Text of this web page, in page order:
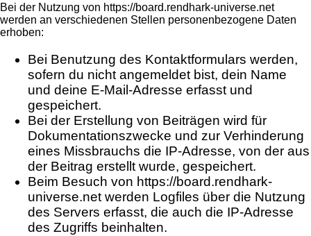
Bei der Nutzung von https://board.rendhark-universe.net
werden an verschiedenen Stellen personenbezogene Daten
erhoben:
Bei Benutzung des Kontaktformulars werden,
sofern du nicht angemeldet bist, dein Name
und deine E-Mail-Adresse erfasst und
gespeichert.
Bei der Erstellung von Beiträgen wird für
Dokumentationszwecke und zur Verhinderung
eines Missbrauchs die IP-Adresse, von der aus
der Beitrag erstellt wurde, gespeichert.
Beim Besuch von https://board.rendhark-
universe.net werden Logfiles über die Nutzung
des Servers erfasst, die auch die IP-Adresse
des Zugriffs beinhalten.